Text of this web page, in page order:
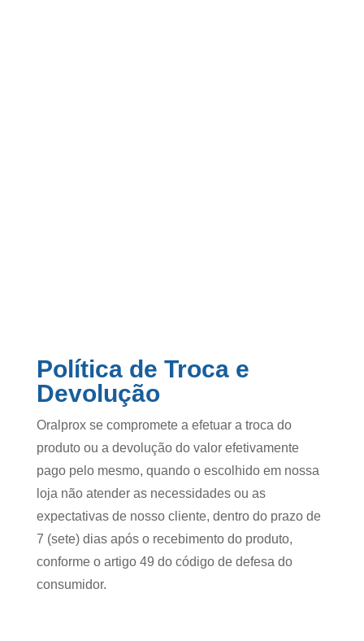
Política de Troca e
Devolução
Oralprox se compromete a efetuar a troca do
produto ou a devolução do valor efetivamente
pago pelo mesmo, quando o escolhido em nossa
loja não atender as necessidades ou as
expectativas de nosso cliente, dentro do prazo de
7 (sete) dias após o recebimento do produto,
conforme o artigo 49 do código de defesa do
consumidor.